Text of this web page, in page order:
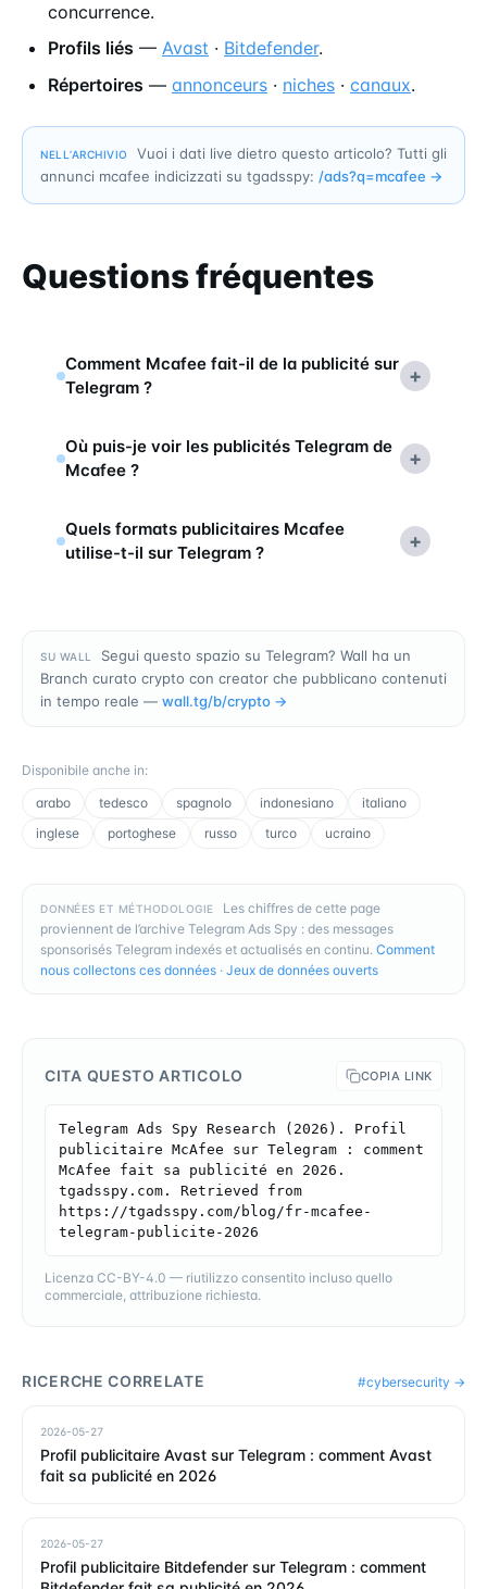
concurrence.
Profils liés — Avast · Bitdefender.
Répertoires — annonceurs · niches · canaux.
NELL’ARCHIVIO
Vuoi i dati live dietro questo articolo? Tutti gli
annunci mcafee indicizzati su tgadsspy: /ads?q=mcafee →
Questions fréquentes
Comment Mcafee fait-il de la publicité sur
Telegram ?
+
Où puis-je voir les publicités Telegram de
Mcafee ?
+
Quels formats publicitaires Mcafee
utilise-t-il sur Telegram ?
+
SU WALL
Segui questo spazio su Telegram? Wall ha un
Branch curato crypto con creator che pubblicano contenuti
in tempo reale — wall.tg/b/crypto →
Disponibile anche in:
arabo
tedesco spagnolo indonesiano
italiano
inglese
portoghese russo turco ucraino
DONNÉES ET MÉTHODOLOGIE
Les chiffres de cette page
proviennent de l’archive Telegram Ads Spy : des messages
sponsorisés Telegram indexés et actualisés en continu. Comment
nous collectons ces données · Jeux de données ouverts
CITA QUESTO ARTICOLO COPIA LINK
Telegram Ads Spy Research (2026). Profil
publicitaire McAfee sur Telegram : comment
McAfee fait sa publicité en 2026.
tgadsspy.com. Retrieved from
https://tgadsspy.com/blog/fr-mcafee-
telegram-publicite-2026
Licenza CC-BY-4.0 — riutilizzo consentito incluso quello
commerciale, attribuzione richiesta.
RICERCHE CORRELATE #cybersecurity →
2026-05-27
Profil publicitaire Avast sur Telegram : comment Avast
fait sa publicité en 2026
2026-05-27
Profil publicitaire Bitdefender sur Telegram : comment